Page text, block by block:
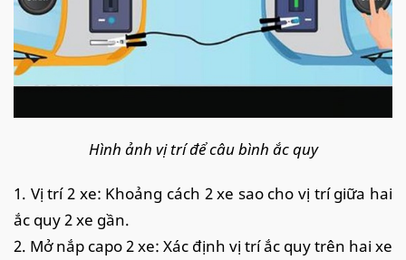
Hình ảnh vị trí để câu bình ắc quy
1. Vị trí 2 xe: Khoảng cách 2 xe sao cho vị trí giữa hai
ắc quy 2 xe gần.
2. Mở nắp capo 2 xe: Xác định vị trí ắc quy trên hai xe